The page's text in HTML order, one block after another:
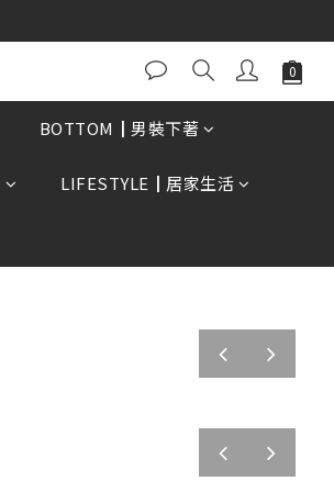
BOTTOM┃男裝下著
LIFESTYLE┃居家生活
prev next
prev next